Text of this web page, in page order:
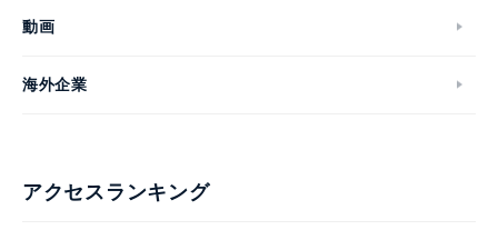
動画
海外企業
アクセスランキング